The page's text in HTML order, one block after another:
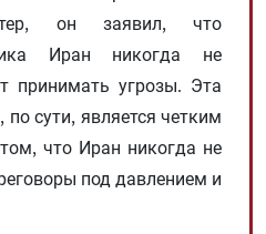
он заявил, что
Иран никогда не
принимать угрозы. Эта
сути, является четким
что Иран никогда не
под давлением и